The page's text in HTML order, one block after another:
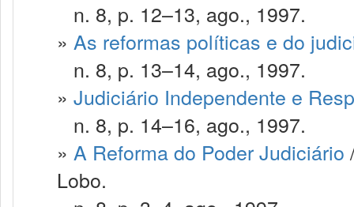
n. 8, p. 12–13, ago., 1997.
» As reformas políticas e do
n. 8, p. 13–14, ago., 1997.
» Judiciário Independente e
n. 8, p. 14–16, ago., 1997.
» A Reforma do Poder Judiciário
Lobo.